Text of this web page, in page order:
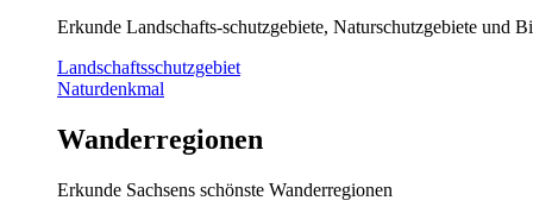
Erkunde Landschafts-schutzgebiete, Naturschutzgebiete und
Landschaftsschutzgebiet
Naturdenkmal
Wanderregionen
Erkunde Sachsens schönste Wanderregionen